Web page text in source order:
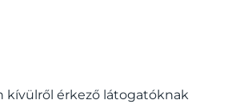
kívülről érkező látogatóknak